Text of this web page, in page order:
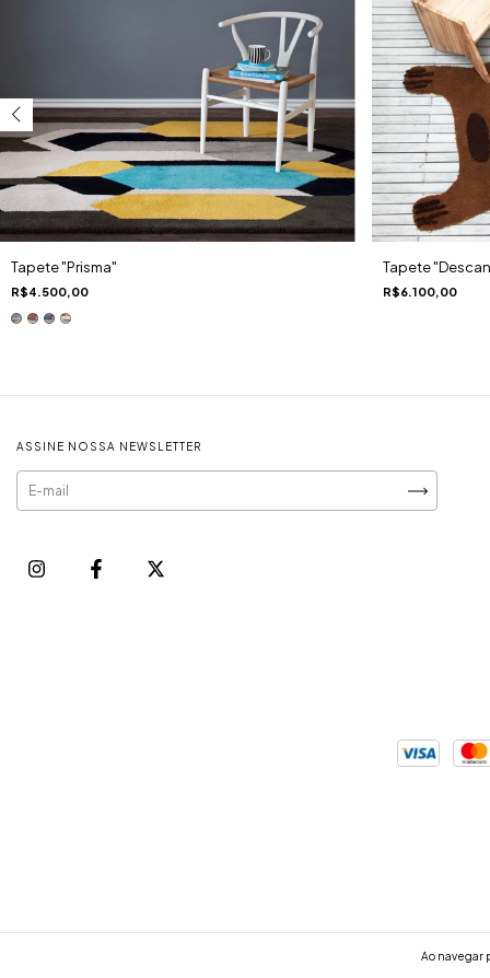
Ao navegar
Tapete "Prisma"
R$4.500,00
Tapete
R$6.100,00
ASSINE NOSSA NEWSLETTER